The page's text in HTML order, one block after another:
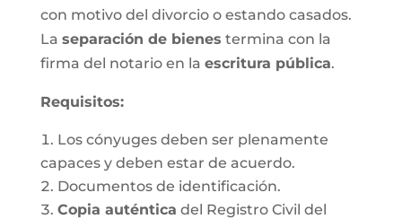
con motivo del divorcio o estando casados.
La separación de bienes termina con la
firma del notario en la escritura pública.
Requisitos:
Los cónyuges deben ser plenamente
capaces y deben estar de acuerdo.
Documentos de identificación.
Copia auténtica del Registro Civil del